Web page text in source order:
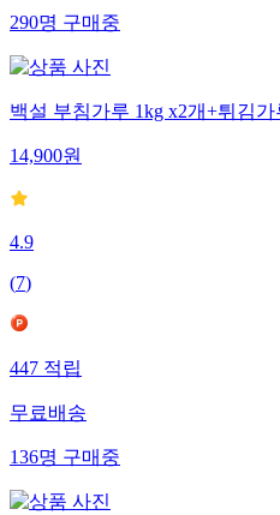
290명구매중
백설 부침가루 1kg x2개+튀김가
14,900원
4.9
(7)
447적립
무료배송
136명구매중